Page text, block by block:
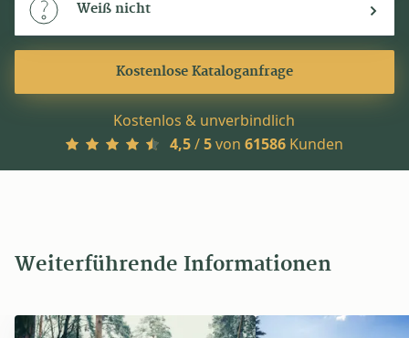
Weiß nicht
Kostenlose Kataloganfrage
Kostenlos & unverbindlich
4,5/5von 61586Kunden
Weiterführende Informationen